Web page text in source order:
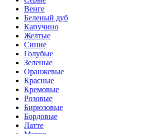
Венге
Беленый дуб
Капучино
Желтые
Синие
Голубые
Зеленые
Оранжевые
Красные
Кремовые
Розовые
Бирюзовые
Бордовые
Латте